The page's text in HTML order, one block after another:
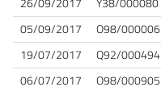
05/09/2017
O98/000006
19/07/2017
Q92/000494
06/07/2017
O98/000905